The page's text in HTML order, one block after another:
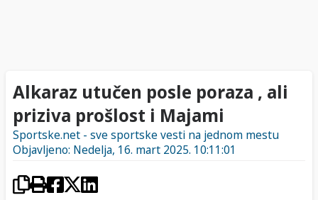
Alkaraz utučen posle poraza , ali
priziva prošlost i Majami
Sportske.net - sve sportske vesti na jednom mestu
Objavljeno: Nedelja, 16. mart 2025. 10:11:01